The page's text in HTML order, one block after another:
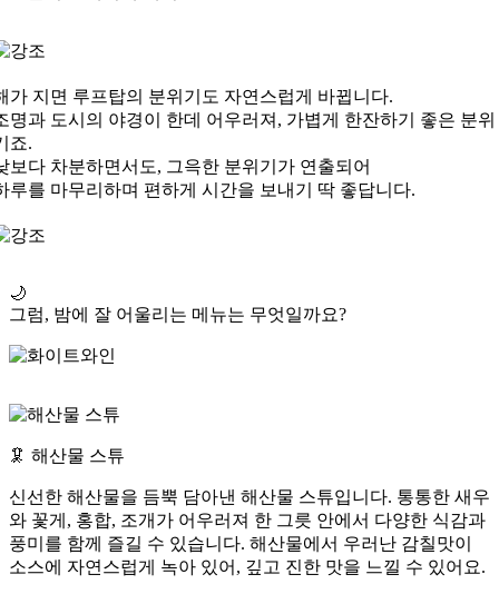
가 지면 루프탑의 분위기도 자연스럽게 바뀝니다.
명과 도시의 야경이 한데 어우러져, 가볍게 한잔하기 좋은 분위
죠.
보다 차분하면서도, 그윽한 분위기가 연출되어
루를 마무리하며 편하게 시간을 보내기 딱 좋답니다.
🌙
그럼, 밤에 잘 어울리는 메뉴는 무엇일까요?
🦑 해산물 스튜
신선한 해산물을 듬뿍 담아낸 해산물 스튜입니다. 통통한 새우
와 꽃게, 홍합, 조개가 어우러져 한 그릇 안에서 다양한 식감과
풍미를 함께 즐길 수 있습니다. 해산물에서 우러난 감칠맛이
소스에 자연스럽게 녹아 있어, 깊고 진한 맛을 느낄 수 있어요.